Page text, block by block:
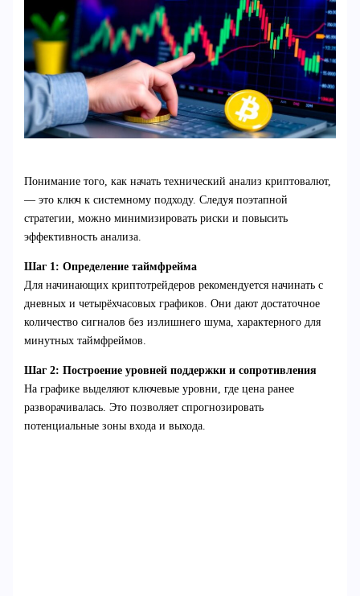
Понимание того, как начать технический анализ криптовалют,
— это ключ к системному подходу. Следуя поэтапной
стратегии, можно минимизировать риски и повысить
эффективность анализа.
Шаг 1: Определение таймфрейма
Для начинающих криптотрейдеров рекомендуется начинать с
дневных и четырёхчасовых графиков. Они дают достаточное
количество сигналов без излишнего шума, характерного для
минутных таймфреймов.
Шаг 2: Построение уровней поддержки и сопротивления
На графике выделяют ключевые уровни, где цена ранее
разворачивалась. Это позволяет спрогнозировать
потенциальные зоны входа и выхода.